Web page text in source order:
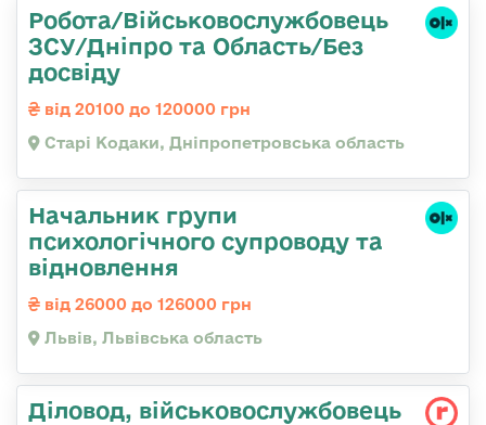
Робота/Військовослужбовець
ЗСУ/Дніпро та Область/Без
досвіду
від 20100 до 120000 грн
Старі Кодаки, Дніпропетровська область
Начальник групи
психологічного супроводу та
відновлення
від 26000 до 126000 грн
Львів, Львівська область
Діловод, військовослужбовець